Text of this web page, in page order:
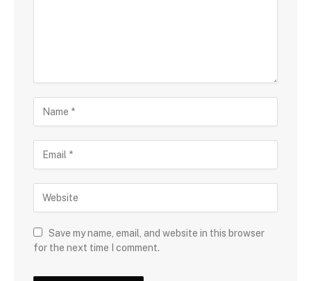
Save my name, email, and website in this browser
for the next time I comment.